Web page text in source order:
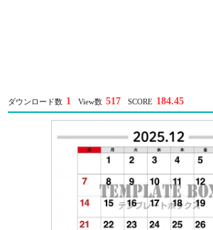
ダウンロード数 1 View数 517 SCORE 184.45